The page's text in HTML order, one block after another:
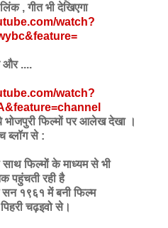
, गीत भी देखिएगा
watch?
और ....
watch?
भोजपुरी फिल्मों पर आलेख देखा ।
ब्लॉग से :
फिल्मों के माध्यम से भी
पहुंचती रही है
१९६१ में बनी फिल्म
चढ़इवो से।